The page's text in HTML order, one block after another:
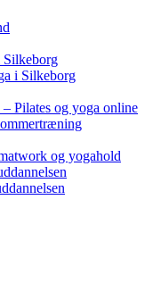
i Silkeborg
Pilates og yoga online
og yogahold